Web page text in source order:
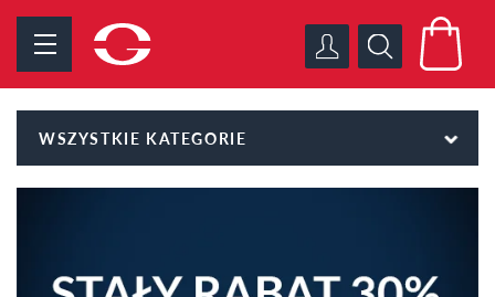
WSZYSTKIE KATEGORIE